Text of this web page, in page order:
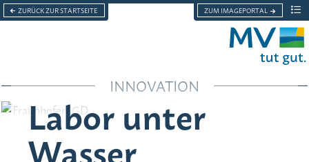
Grußwort
Über das Land zum Leben
ZURÜCK ZUR STARTSEITE ZUM IMAGEPORTAL
INNOVATION
Labor unter
Wasser